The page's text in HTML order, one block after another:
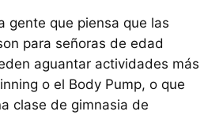
gente que piensa que las
para señoras de edad
aguantar actividades más
o el Body Pump, o que
clase de gimnasia de